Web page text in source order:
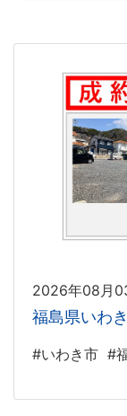
2026年08月
福島県いわ
#いわき市 #